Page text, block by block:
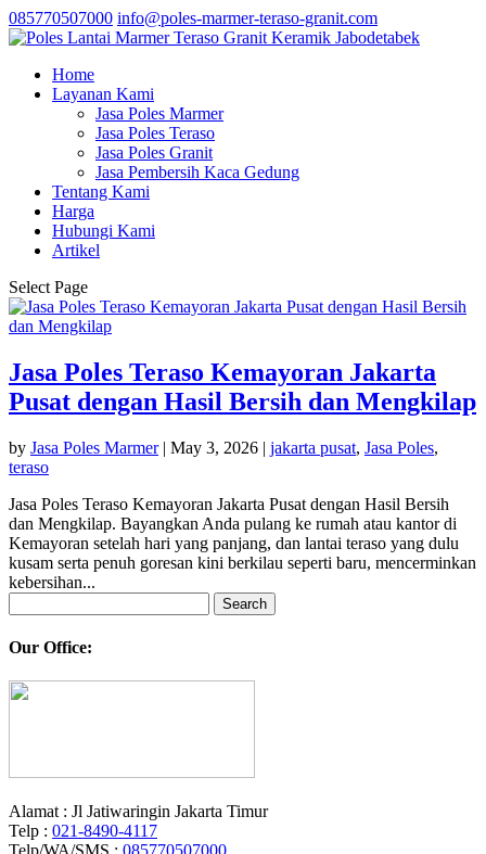
085770507000 info@poles-marmer-teraso-granit.com
Home
Layanan Kami
Jasa Poles Marmer
Jasa Poles Teraso
Jasa Poles Granit
Jasa Pembersih Kaca Gedung
Tentang Kami
Harga
Hubungi Kami
Artikel
Select Page
Jasa Poles Teraso Kemayoran Jakarta
Pusat dengan Hasil Bersih dan Mengkilap
by Jasa Poles Marmer| May 3, 2026 | jakarta pusat, Jasa Poles,
teraso
Jasa Poles Teraso Kemayoran Jakarta Pusat dengan Hasil Bersih
dan Mengkilap. Bayangkan Anda pulang ke rumah atau kantor di
Kemayoran setelah hari yang panjang, dan lantai teraso yang dulu
kusam serta penuh goresan kini berkilau seperti baru, mencerminkan
kebersihan...
for:
Our Office:
Alamat : Jl Jatiwaringin Jakarta Timur
Telp : 021-8490-4117